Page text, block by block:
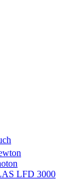
LFD 3000